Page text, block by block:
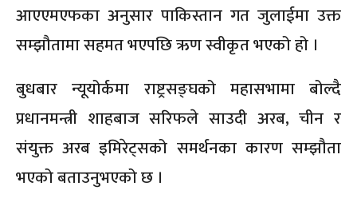
आएएमएफका अनुसार पाकिस्तान गत जुलाईमा उक्त
सम्झौतामा सहमत भएपछि ऋण स्वीकृत भएको हो ।
बुधबार न्यूयोर्कमा राष्ट्रसङ्घको महासभामा बोल्दै
प्रधानमन्त्री शाहबाज सरिफले साउदी अरब, चीन र
संयुक्त अरब इमिरेट्सको समर्थनका कारण सम्झौता
भएको बताउनुभएको छ ।